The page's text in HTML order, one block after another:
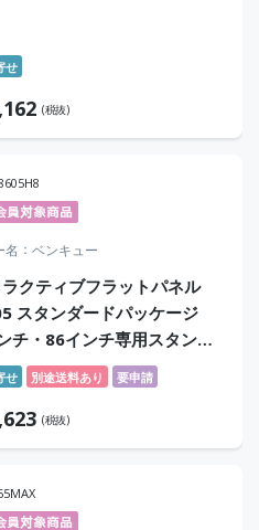
せ
(税抜)
名 ベンキュー
クティブフラットパネル
スタンダードパッケージ
チ・86インチ専用スタンド
Google EDLA認証の電
Android 15/NFC/ペントレ
せ 別途送料あり 要申請
(税抜)